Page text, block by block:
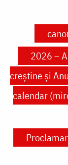
2026 –
creștine și
calendar